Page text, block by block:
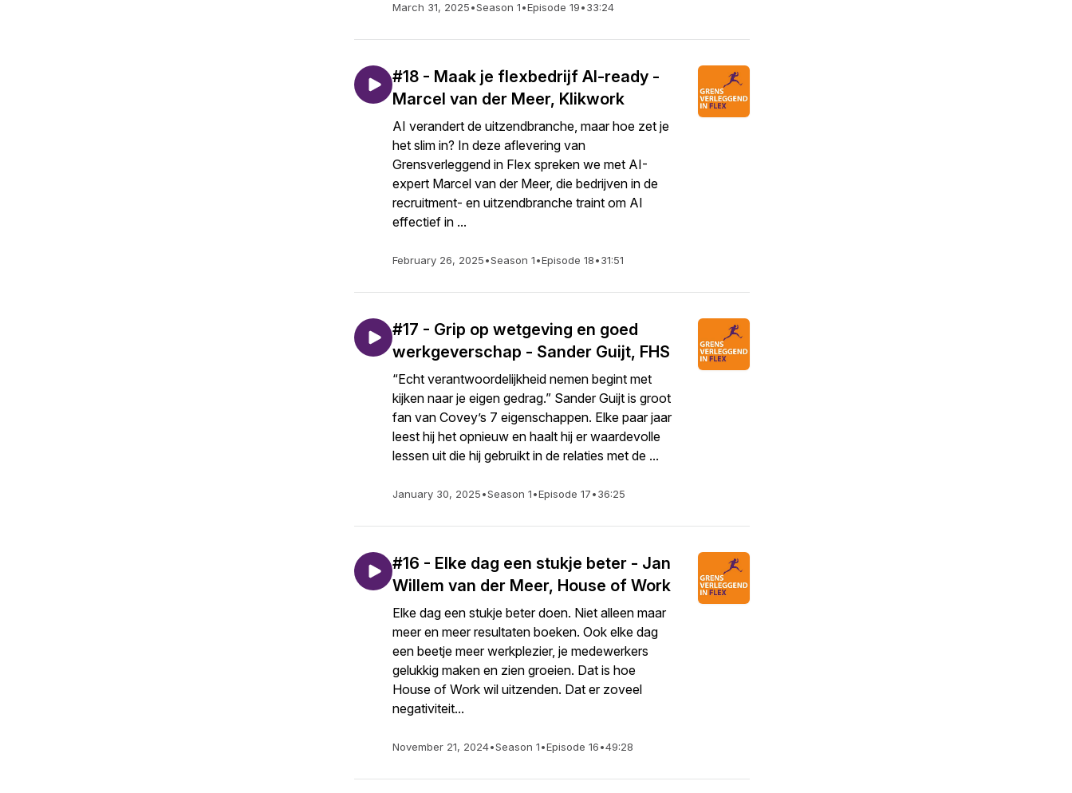
March 31, 2025•Season 1•Episode 19•33:24
#18 - Maak je flexbedrijf AI-ready -
Marcel van der Meer, Klikwork
AI verandert de uitzendbranche, maar hoe zet je
het slim in? In deze aflevering van
Grensverleggend in Flex spreken we met AI-
expert Marcel van der Meer, die bedrijven in de
recruitment- en uitzendbranche traint om AI
effectief in ...
February 26, 2025•Season 1•Episode 18•31:51
#17 - Grip op wetgeving en goed
werkgeverschap - Sander Guijt, FHS
“Echt verantwoordelijkheid nemen begint met
kijken naar je eigen gedrag.” Sander Guijt is groot
fan van Covey’s 7 eigenschappen. Elke paar jaar
leest hij het opnieuw en haalt hij er waardevolle
lessen uit die hij gebruikt in de relaties met de ...
January 30, 2025•Season 1•Episode 17•36:25
#16 - Elke dag een stukje beter - Jan
Willem van der Meer, House of Work
Elke dag een stukje beter doen. Niet alleen maar
meer en meer resultaten boeken. Ook elke dag
een beetje meer werkplezier, je medewerkers
gelukkig maken en zien groeien. Dat is hoe
House of Work wil uitzenden. Dat er zoveel
negativiteit...
November 21, 2024•Season 1•Episode 16•49:28